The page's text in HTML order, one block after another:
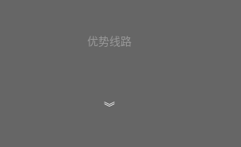
优势线路
︾